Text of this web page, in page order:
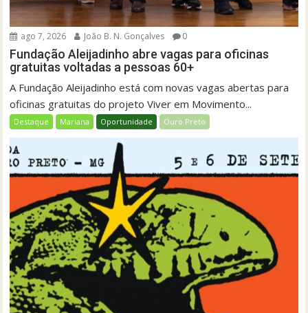
ago 7, 2026 João B. N. Gonçalves 0
Fundação Aleijadinho abre vagas para oficinas
gratuitas voltadas a pessoas 60+
A Fundação Aleijadinho está com novas vagas abertas para
oficinas gratuitas do projeto Viver em Movimento...
Destaque Mariana Oportunidade Ouro Preto